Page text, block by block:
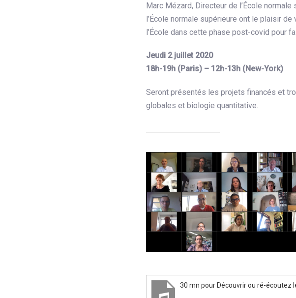
Marc Mézard, Directeur de l’École
l’École normale supérieure ont le plaisir
l’École dans cette phase post-covid pour
Jeudi 2 juillet 2020
18h-19h (Paris) – 12h-13h (New-York)
Seront présentés les projets financés et
globales et biologie quantitative.
30 mn pour Découvrir ou ré-écoutez